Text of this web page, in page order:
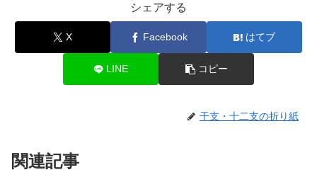
シェアする
X Facebook はてブ
LINE コピー
干支・十二支の折り紙
関連記事